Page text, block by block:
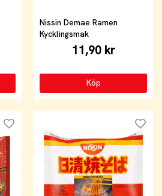
Nissin Demae Ramen
Kycklingsmak
11,90 kr
Köp